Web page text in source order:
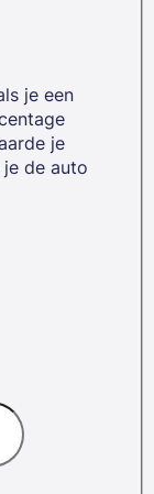
je een
je
je de auto